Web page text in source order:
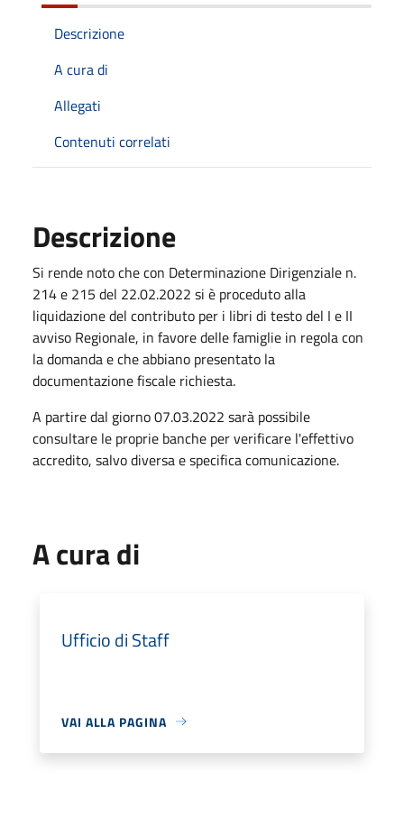
Descrizione
A cura di
Allegati
Contenuti correlati
Descrizione
Si rende noto che con Determinazione Dirigenziale n.
214 e 215 del 22.02.2022 si è proceduto alla
liquidazione del contributo per i libri di testo del I e II
avviso Regionale, in favore delle famiglie in regola con
la domanda e che abbiano presentato la
documentazione fiscale richiesta.
A partire dal giorno 07.03.2022 sarà possibile
consultare le proprie banche per verificare l'effettivo
accredito, salvo diversa e specifica comunicazione.
A cura di
Ufficio di Staff
VAI ALLA PAGINA